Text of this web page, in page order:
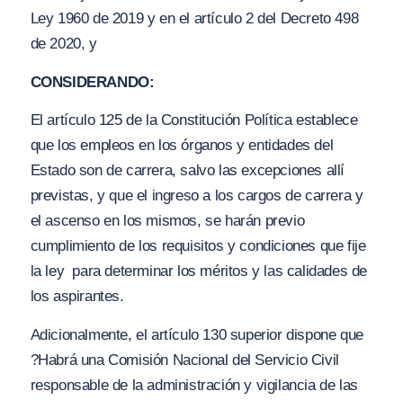
Ley 1960 de 2019 y en el artículo 2 del Decreto 498
de 2020, y
CONSIDERANDO:
El artículo 125 de la Constitución Política establece
que los empleos en los órganos y entidades del
Estado son de carrera, salvo las excepciones allí
previstas, y que el ingreso a los cargos de carrera y
el ascenso en los mismos, se harán previo
cumplimiento de los requisitos y condiciones que fije
la ley para determinar los méritos y las calidades de
los aspirantes.
Adicionalmente, el artículo 130 superior dispone que
?Habrá una Comisión Nacional del Servicio Civil
responsable de la administración y vigilancia de las